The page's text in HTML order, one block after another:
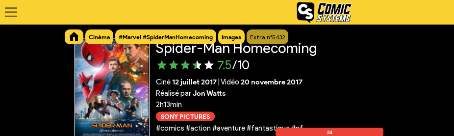
Cinéma #Marvel #SpiderManHomecoming Images Extra n°5432
Spider-Man Homecoming
7.5/10
Ciné12 juillet 2017 Vidéo 20 novembre 2017
Réalisé parJon Watts
2h13min
SONY PICTURES
#comics #action #aventure #fantastique #sf
24